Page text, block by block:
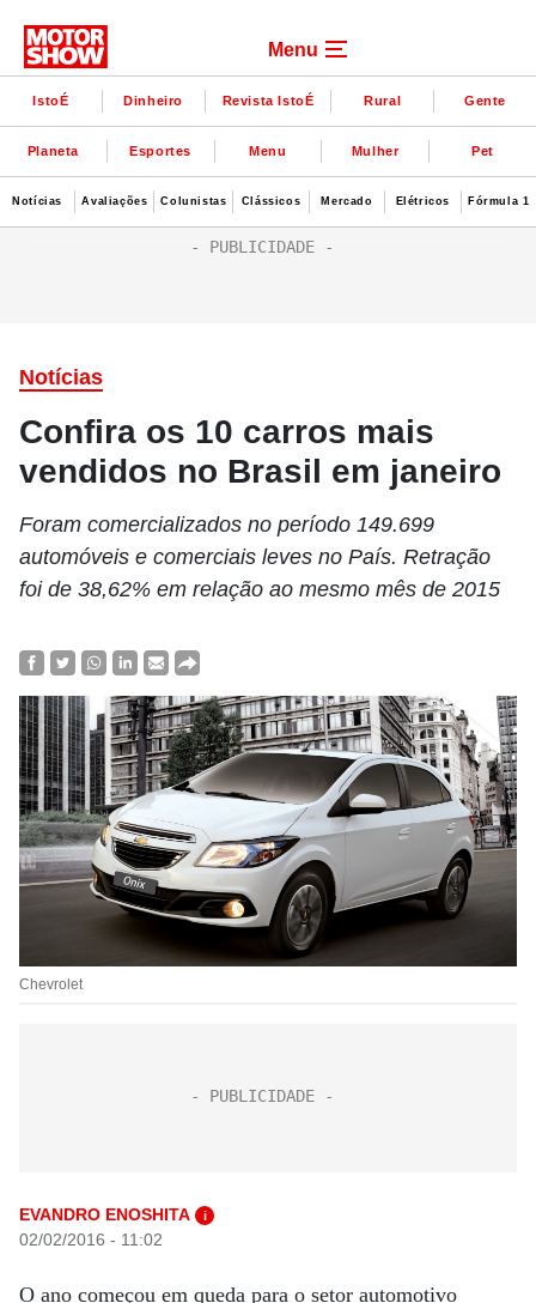
Menu
IstoÉ Dinheiro Revista IstoÉ Rural Gente
Planeta Esportes Menu Mulher Pet
Notícias Avaliações Colunistas Clássicos Mercado Elétricos Fórmula 1
Notícias
Confira os 10 carros mais
vendidos no Brasil em janeiro
Foram comercializados no período 149.699
automóveis e comerciais leves no País. Retração
foi de 38,62% em relação ao mesmo mês de 2015
Chevrolet
EVANDRO ENOSHITA i
02/02/2016 - 11:02
O ano começou em queda para o setor automotivo